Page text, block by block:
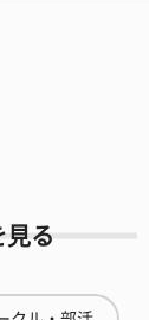
見る